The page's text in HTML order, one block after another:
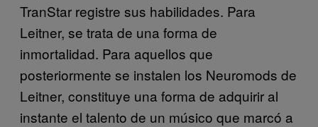
TranStar registre sus habilidades. Para
Leitner, se trata de una forma de
inmortalidad. Para aquellos que
posteriormente se instalen los Neuromods de
Leitner, constituye una forma de adquirir al
instante el talento de un músico que marcó a